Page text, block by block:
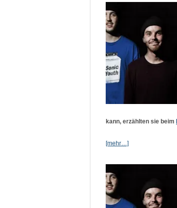
kann, erzählten sie beim
[mehr…]